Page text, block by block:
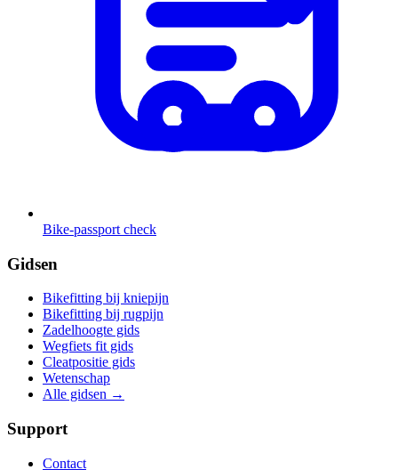
Bike-passport check
Gidsen
Bikefitting bij kniepijn
Bikefitting bij rugpijn
Zadelhoogte gids
Wegfiets fit gids
Cleatpositie gids
Wetenschap
Alle gidsen →
Support
Contact